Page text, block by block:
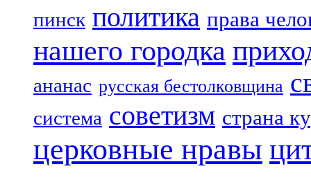
пинск политика права
нашего городка
ананас русская бестолковщина
система советизм страна
церковные нравы